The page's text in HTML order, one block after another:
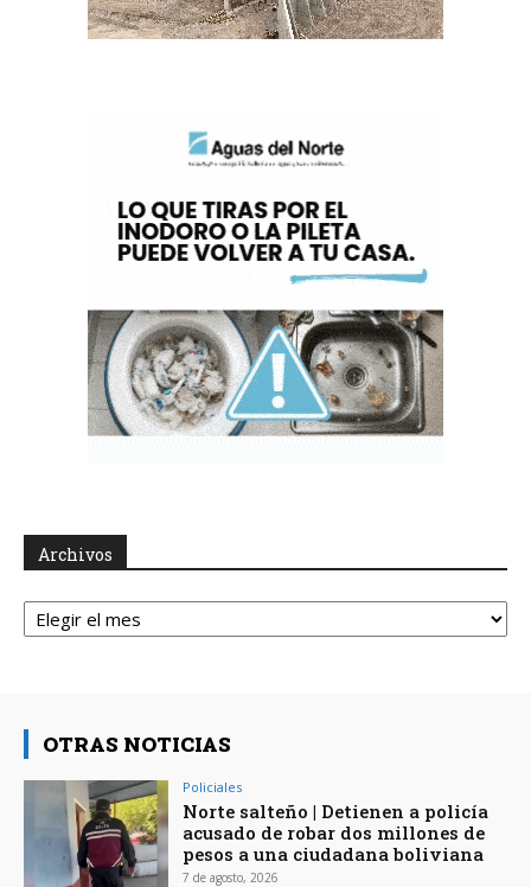
Archivos
Archivos
OTRAS NOTICIAS
Policiales
Norte salteño | Detienen a policía
acusado de robar dos millones de
pesos a una ciudadana boliviana
7 de agosto, 2026